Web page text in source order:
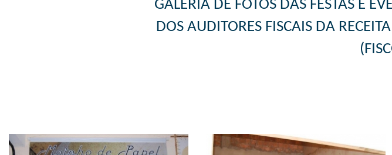
GALERIA DE FOTOS DAS FESTAS E
DOS AUDITORES FISCAIS DA
(